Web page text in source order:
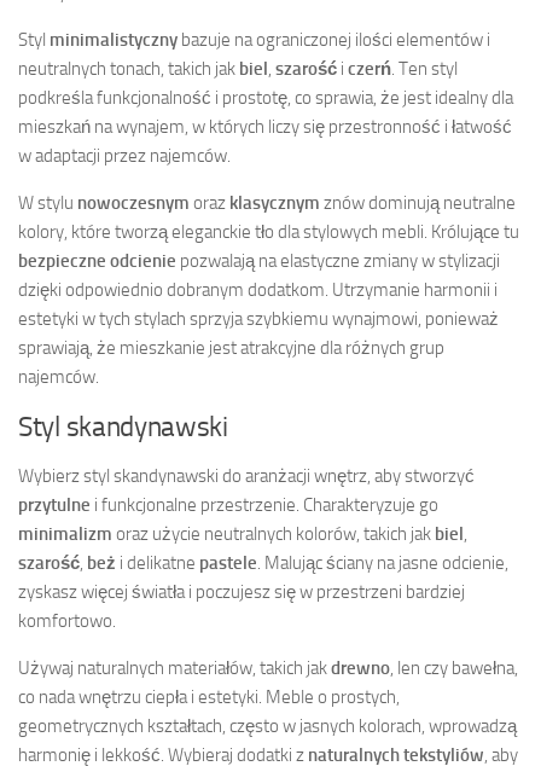
Styl minimalistyczny bazuje na ograniczonej ilości elementów i
neutralnych tonach, takich jak biel szarość i czerń . Ten styl
podkreśla funkcjonalność i prostotę, co sprawia, że jest idealny dla
mieszkań na wynajem, w których liczy się przestronność i łatwość
w adaptacji przez najemców.
W stylu nowoczesnym oraz klasycznym znów dominują neutralne
kolory, które tworzą eleganckie tło dla stylowych mebli. Królujące tu
bezpieczne odcienie pozwalają na elastyczne zmiany w stylizacji
dzięki odpowiednio dobranym dodatkom. Utrzymanie harmonii i
estetyki w tych stylach sprzyja szybkiemu wynajmowi, ponieważ
sprawiają, że mieszkanie jest atrakcyjne dla różnych grup
najemców.
Styl skandynawski
Wybierz styl skandynawski do aranżacji wnętrz, aby stworzyć
przytulne i funkcjonalne przestrzenie. Charakteryzuje go
minimalizm oraz użycie neutralnych kolorów, takich jak biel
szarość beż i delikatne pastele . Malując ściany na jasne odcienie,
zyskasz więcej światła i poczujesz się w przestrzeni bardziej
komfortowo.
Używaj naturalnych materiałów, takich jakdrewno , len czy bawełna,
co nada wnętrzu ciepła i estetyki. Meble o prostych,
geometrycznych kształtach, często w jasnych kolorach, wprowadzą
harmonię i lekkość. Wybieraj dodatki z naturalnych tekstyliów , aby